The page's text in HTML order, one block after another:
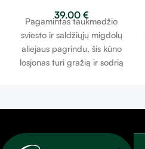
muskusas, santalmedis
– kūno losjonas 200ml
39.00 €
Pagamintas taukmedžio
sviesto ir saldžiųjų migdolų
aliejaus pagrindu, šis kūno
losjonas turi gražią ir sodrią
sluoksnių hidratacija